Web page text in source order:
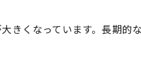
きくなっています。長期